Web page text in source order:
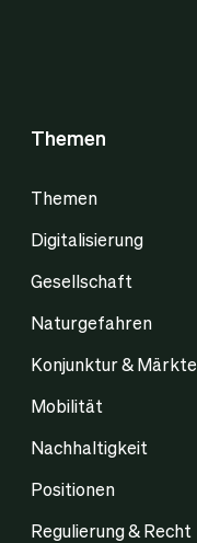
Themen
Themen
Digitalisierung
Gesellschaft
Naturgefahren
Konjunktur & Märkte
Mobilität
Nachhaltigkeit
Positionen
Regulierung & Recht